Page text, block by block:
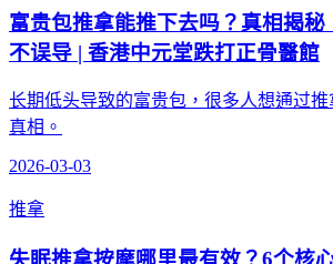
富贵包推拿能推下去吗？真相揭秘
不误导 | 香港中元堂跌打正骨醫館
长期低头导致的富贵包，很多人想通过
真相。
2026-03-03
推拿
失眠推拿按摩哪里最有效？6个核